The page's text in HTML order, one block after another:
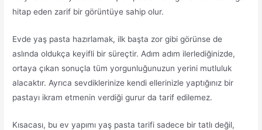
hitap eden zarif bir görüntüye sahip olur.
Evde yaş pasta hazırlamak, ilk başta zor gibi görünse de
aslında oldukça keyifli bir süreçtir. Adım adım ilerlediğinizde,
ortaya çıkan sonuçla tüm yorgunluğunuzun yerini mutluluk
alacaktır. Ayrıca sevdiklerinize kendi ellerinizle yaptığınız bir
pastayı ikram etmenin verdiği gurur da tarif edilemez.
Kısacası, bu ev yapımı yaş pasta tarifi sadece bir tatlı değil,